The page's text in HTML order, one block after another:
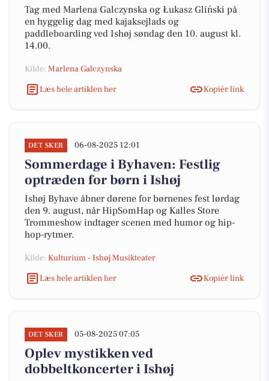
Tag med Marlena Galczynska og Łukasz Gliński på
en hyggelig dag med kajaksejlads og
paddleboarding ved Ishøj søndag den 10. august kl.
14.00.
Kilde: Marlena Galczynska
Læs hele artiklen her
Kopiér link
DET SKER 06-08-2025 12:01
Sommerdage i Byhaven: Festlig
optræden for børn i Ishøj
Ishøj Byhave åbner dørene for børnenes fest lørdag
den 9. august, når HipSomHap og Kalles Store
Trommeshow indtager scenen med humor og hip-
hop-rytmer.
Kilde: Kulturium - Ishøj Musikteater
Læs hele artiklen her
Kopiér link
DET SKER 05-08-2025 07:05
Oplev mystikken ved
dobbeltkoncerter i Ishøj